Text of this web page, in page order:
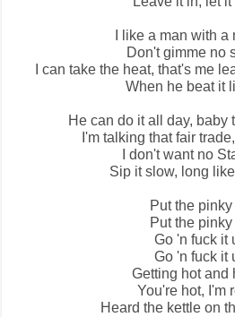
I like a man with a
Don't gimme no
I can take the heat, that's me
When he beat it
He can do it all day, baby
I'm talking that fair
I don't want no
Sip it slow, long
Put the
Put the
Go 'n fuck it
Go 'n fuck it
Getting hot and
You're hot, I'm
Heard the kettle on